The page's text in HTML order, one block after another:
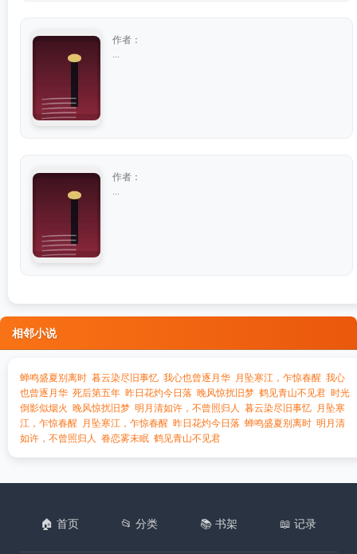
作者：
作者：
相邻小说
蝉鸣盛夏别离时 暮云染尽旧事忆 我心也曾逐月华 月坠寒江，乍惊春醒 我心
也曾逐月华 死后第五年 昨日花灼今日落 晚风惊扰旧梦 鹤见青山不见君 时光
倒影似烟火 晚风惊扰旧梦 明月清如许，不曾照归人 暮云染尽旧事忆 月坠寒
江，乍惊春醒 月坠寒江，乍惊春醒 昨日花灼今日落 蝉鸣盛夏别离时 明月清
如许，不曾照归人 眷恋雾未眠 鹤见青山不见君
🏠 首页 📂 分类 📚 书架 📖 记录